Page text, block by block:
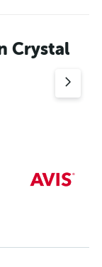
Crystal